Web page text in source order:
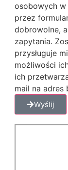
osobowych w
przez
dobrowolne,
zapytania.
przysługuje
możliwości
ich
mail na adres
Wyślij